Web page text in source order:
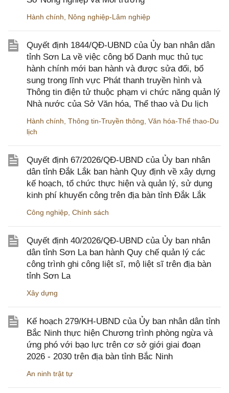
Hành chính Nông nghiệp-Lâm nghiệp
Quyết định 1844/QĐ-UBND của Ủy ban nhân dân
tỉnh Sơn La về việc công bố Danh mục thủ tục
hành chính mới ban hành và được sửa đổi, bổ
sung trong lĩnh vực Phát thanh truyền hình và
Thông tin điện tử thuộc phạm vi chức năng quản lý
Nhà nước của Sở Văn hóa, Thể thao và Du lịch
Hành chính Thông tin-Truyền thông Văn hóa-Thể thao-Du
lịch
Quyết định 67/2026/QĐ-UBND của Ủy ban nhân
dân tỉnh Đắk Lắk ban hành Quy định về xây dựng
kế hoạch, tổ chức thực hiện và quản lý, sử dụng
kinh phí khuyến công trên địa bàn tỉnh Đắk Lắk
Công nghiệp Chính sách
Quyết định 40/2026/QĐ-UBND của Ủy ban nhân
dân tỉnh Sơn La ban hành Quy chế quản lý các
công trình ghi công liệt sĩ, mộ liệt sĩ trên địa bàn
tỉnh Sơn La
Xây dựng
Kế hoạch 279/KH-UBND của Ủy ban nhân dân tỉnh
Bắc Ninh thực hiện Chương trình phòng ngừa và
ứng phó với bạo lực trên cơ sở giới giai đoạn
2026 - 2030 trên địa bàn tỉnh Bắc Ninh
An ninh trật tự